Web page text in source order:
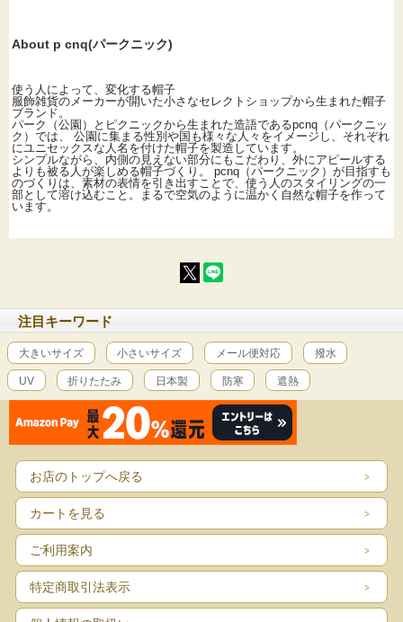
About p cnq(パークニック)
使う人によって、変化する帽子
服飾雑貨のメーカーが開いた小さなセレクトショップから生まれた帽子
ブランド。
パーク（公園）とピクニックから生まれた造語であるpcnq（パークニッ
ク）では、 公園に集まる性別や国も様々な人々をイメージし、それぞれ
にユニセックスな人名を付けた帽子を製造しています。
シンプルながら、内側の見えない部分にもこだわり、外にアピールする
よりも被る人が楽しめる帽子づくり。 pcnq（パークニック）が目指すも
のづくりは、素材の表情を引き出すことで、使う人のスタイリングの一
部として溶け込むこと。まるで空気のように温かく自然な帽子を作って
います。
注目キーワード
大きいサイズ 小さいサイズ メール便対応 撥水
UV 折りたたみ 日本製 防寒 遮熱
お店のトップへ戻る
カートを見る
ご利用案内
特定商取引法表示